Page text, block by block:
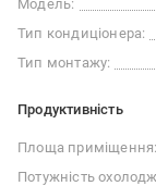
Модель:
Тип кондиціонера:
Тип монтажу:
Продуктивність
Площа приміщення:
Потужність